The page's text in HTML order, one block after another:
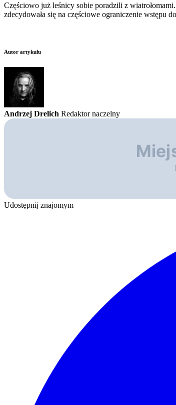
Częściowo już leśnicy sobie poradzili z
zdecydowała się na częściowe ograniczenie wstępu
Autor artykułu
Andrzej Drelich Redaktor naczelny
Udostępnij znajomym